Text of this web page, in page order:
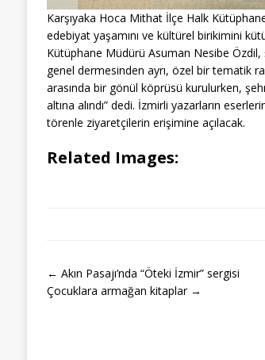
Karşıyaka Hoca Mithat İlçe Halk
edebiyat yaşamını ve kültürel birikimini
Kütüphane Müdürü Asuman Nesibe Özdil,
genel dermesinden ayrı, özel bir tematik
arasında bir gönül köprüsü kurulurken,
altına alındı” dedi. İzmirli yazarların
törenle ziyaretçilerin erişimine açılacak.
Related Images:
← Akın Pasajı’nda “Öteki İzmir” sergisi
Çocuklara armağan kitaplar →